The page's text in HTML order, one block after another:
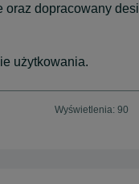
dopracowany
użytkowania.
Wyświetlenia: 90